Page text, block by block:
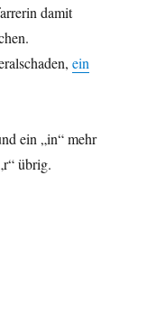
damit
ein
ein „in“ mehr
übrig.